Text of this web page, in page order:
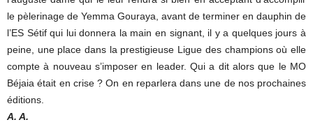
le pèlerinage de Yemma Gouraya, avant de terminer en dauphin de
l’ES Sétif qui lui donnera la main en signant, il y a quelques jours à
peine, une place dans la prestigieuse Ligue des champions où elle
compte à nouveau s’imposer en leader. Qui a dit alors que le MO
Béjaia était en crise ? On en reparlera dans une de nos prochaines
éditions.
A. A.